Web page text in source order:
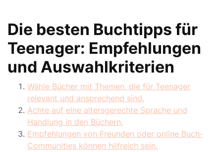
Die besten Buchtipps für
Teenager: Empfehlungen
und Auswahlkriterien
Wähle Bücher mit Themen, die für Teenager
relevant und ansprechend sind.
Achte auf eine altersgerechte Sprache und
Handlung in den Büchern.
Empfehlungen von Freunden oder online Buch-
Communities können hilfreich sein.